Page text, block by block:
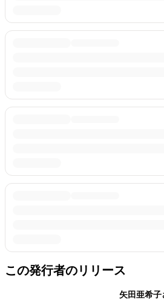
この発行者のリリース
矢田亜希子